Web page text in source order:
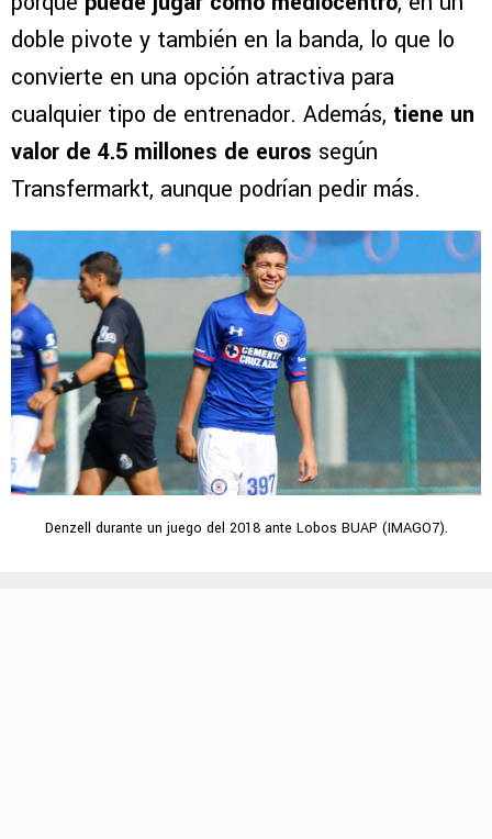
doble pivote y también en la banda, lo que lo
convierte en una opción atractiva para
cualquier tipo de entrenador. Además, tiene un
valor de 4.5 millones de euros según
Transfermarkt, aunque podrían pedir más.
Denzell durante un juego del 2018 ante Lobos BUAP (IMAGO7).